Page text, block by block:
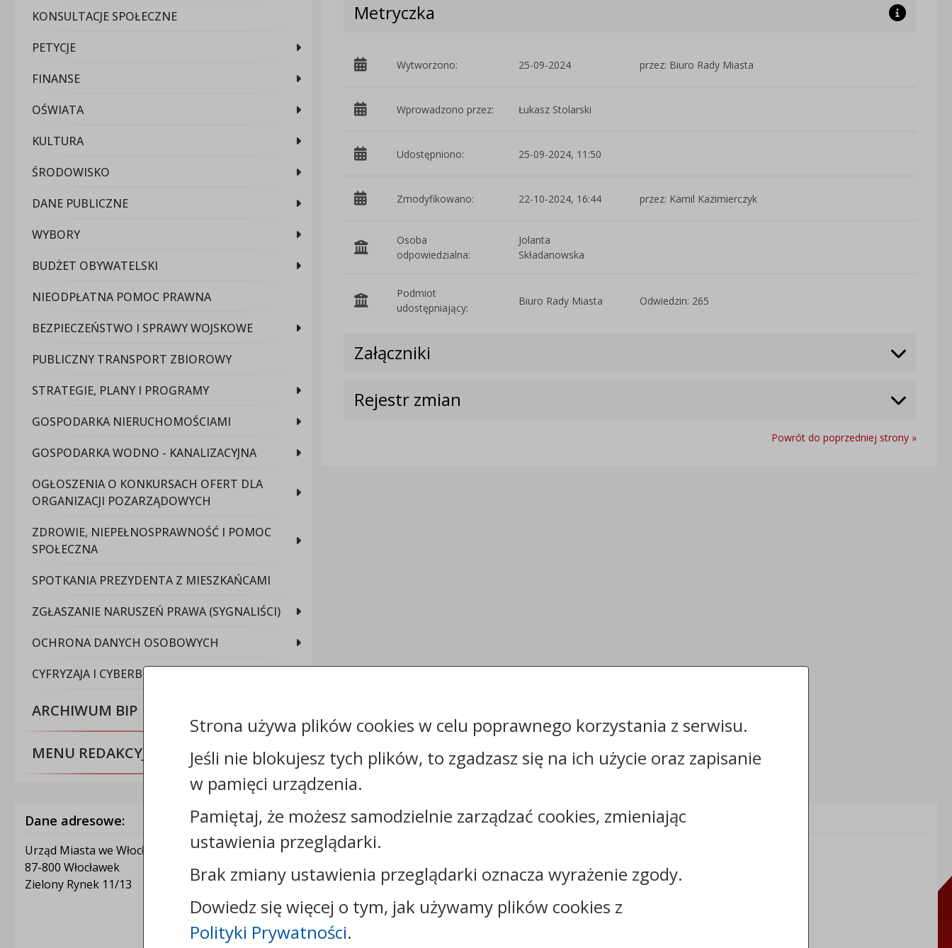
KONSULTACJE SPOŁECZNE
PETYCJE
FINANSE
OŚWIATA
KULTURA
ŚRODOWISKO
DANE PUBLICZNE
WYBORY
BUDŻET OBYWATELSKI
NIEODPŁATNA POMOC PRAWNA
BEZPIECZEŃSTWO I SPRAWY WOJSKOWE
PUBLICZNY TRANSPORT ZBIOROWY
STRATEGIE, PLANY I PROGRAMY
GOSPODARKA NIERUCHOMOŚCIAMI
GOSPODARKA WODNO - KANALIZACYJNA
OGŁOSZENIA O KONKURSACH OFERT DLA
ORGANIZACJI POZARZĄDOWYCH
ZDROWIE, NIEPEŁNOSPRAWNOŚĆ I POMOC
SPOŁECZNA
SPOTKANIA PREZYDENTA Z MIESZKAŃCAMI
ZGŁASZANIE NARUSZEŃ PRAWA (SYGNALIŚCI)
OCHRONA DANYCH OSOBOWYCH
CYFRYZAJA I CYBERBEZPIECZEŃSTWO
ARCHIWUM BIP
MENU REDAKCYJNE
Metryczka
Wytworzono: 25-09-2024 przez: Biuro Rady Miasta
Wprowadzono przez: Łukasz Stolarski
Udostępniono: 25-09-2024, 11:50
Zmodyfikowano: 22-10-2024, 16:44 przez: Kamil Kazimierczyk
Osoba
odpowiedzialna:
Jolanta
Składanowska
Podmiot
udostępniający:
Biuro Rady Miasta Odwiedzin: 265
Załączniki
Rejestr zmian
Powrót do poprzedniej strony »
Dane adresowe:
Urząd Miasta we Włocławku
87-800 Włocławek
Zielony Rynek 11/13
Kontakt:
tel.:+48544144000
faks: +48544144444
e-mail:poczta@um.wloclawek.pl
skrytka ePUAP: /umwloclawek/SkrytkaESP lub
/umwloclawek/skrytka
strona www:
Informacje dodatkowe:
REGON: 910866910
TERYT: 0464011
Strona używa plików cookies w celu poprawnego korzystania z serwisu.
Jeśli nie blokujesz tych plików, to zgadzasz się na ich użycie oraz zapisanie
w pamięci urządzenia.
Pamiętaj, że możesz samodzielnie zarządzać cookies, zmieniając
ustawienia przeglądarki.
Brak zmiany ustawienia przeglądarki oznacza wyrażenie zgody.
Dowiedz się więcej o tym, jak używamy plików cookies z
Polityki Prywatności.